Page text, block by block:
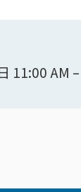
11:00 AM –